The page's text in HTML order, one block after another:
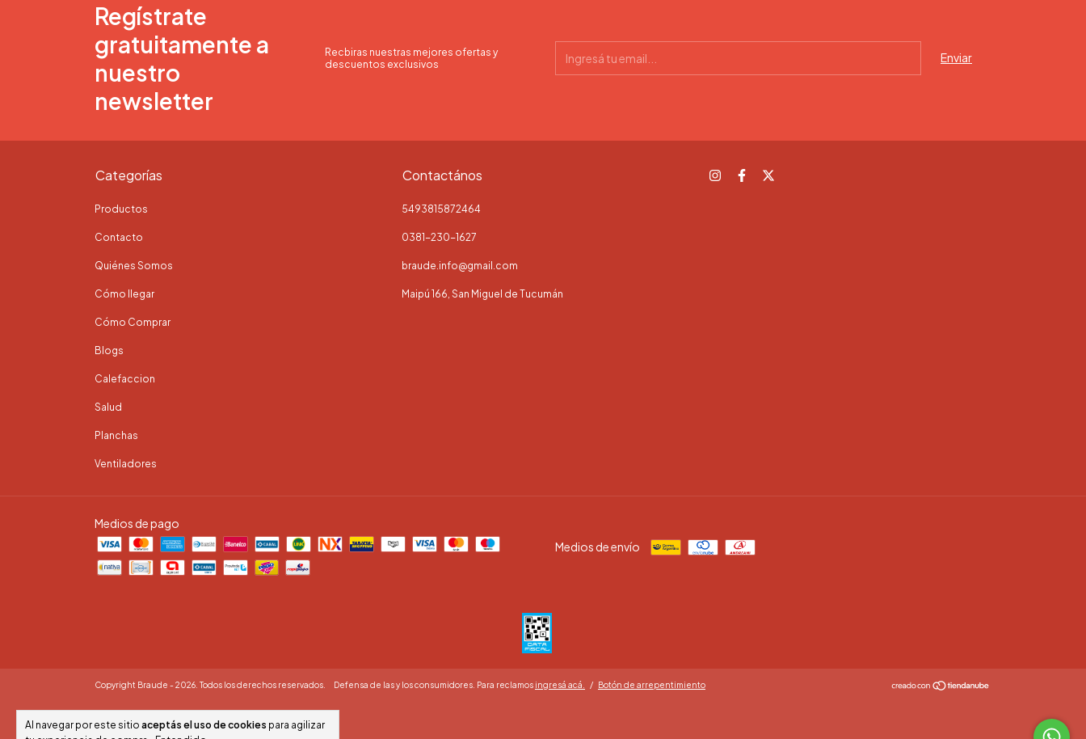
Al navegar por este sitio aceptás el uso de cookies para agilizar
Regístrate
gratuitamente a
nuestro
newsletter
Recbiras nuestras mejores ofertas y
descuentos exclusivos
Categorías
Productos
Contacto
Quiénes Somos
Cómo llegar
Cómo Comprar
Blogs
Calefaccion
Salud
Planchas
Ventiladores
Contactános
5493815872464
0381-230-1627
braude.info@gmail.com
Maipú 166, San Miguel de Tucumán
Medios de pago
Medios de envío
Copyright Braude - 2026. Todos los derechos reservados. Defensa de las y los consumidores. Para reclamos ingresá acá. / Botón de arrepentimiento